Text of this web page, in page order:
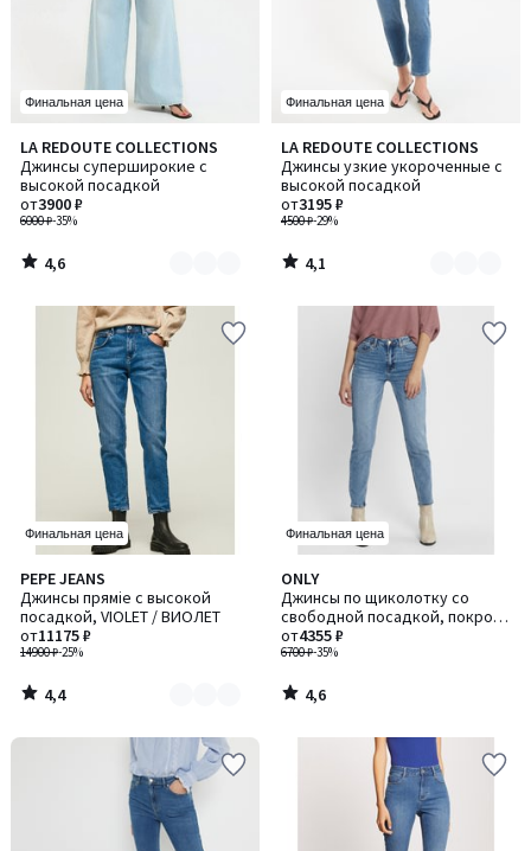
Финальная цена
LA REDOUTE COLLECTIONS
Джинсы суперширокие с
высокой посадкой
6000 ₽-35%
от3900 ₽
4,6
/ 5
Количество
цветов:
4
4,6
/
Финальная цена
LA REDOUTE COLLECTIONS
Джинсы узкие укороченные с
высокой посадкой
4500 ₽-29%
от3195 ₽
4,1
/ 5
Количество
цветов:
2
4,1
/
Финальная цена
PEPE JEANS
Джинсы пряміе с высокой
посадкой, VIOLET / ВИОЛЕТ
14900 ₽-25%
от11175 ₽
4,4
/ 5
Количество
цветов:
2
4,4
/
Финальная цена
ONLY
Джинсы по щиколотку со
свободной посадкой, покрой
7/8
6700 ₽-35%
от4355 ₽
4,6
/ 5
4,6
/